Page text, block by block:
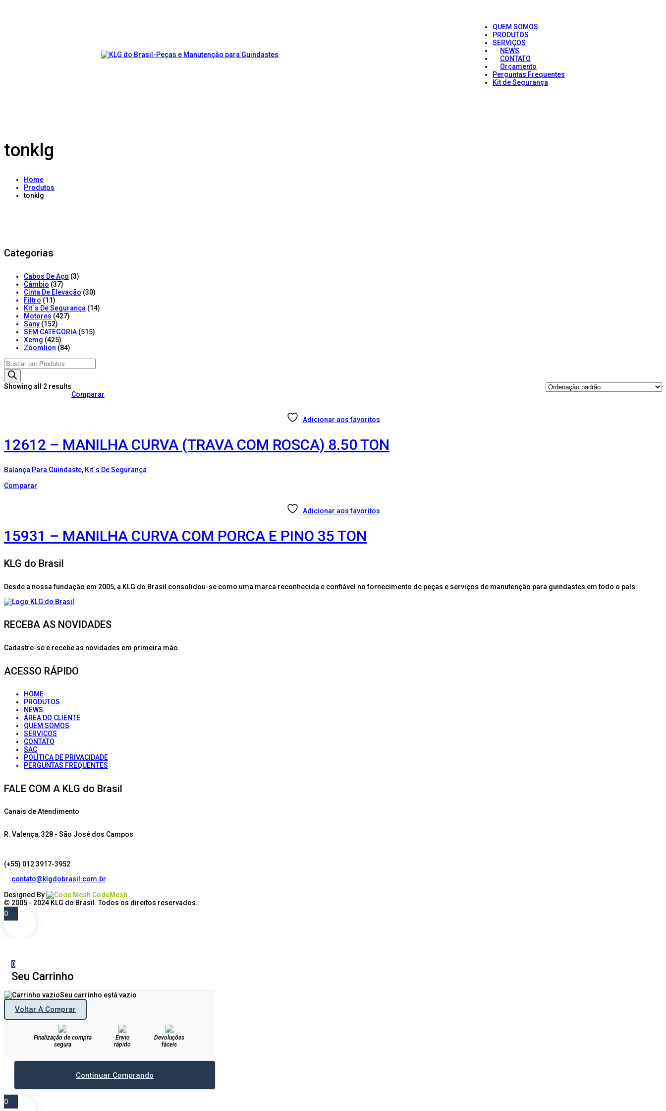
QUEM SOMOS
PRODUTOS
SERVIÇOS
NEWS
CONTATO
Orçamento
Perguntas Frequentes
Kit de Segurança
tonklg
Home
Produtos
tonklg
Categorias
Cabos De Aço (3)
Câmbio (37)
Cinta De Elevação (30)
Filtro (11)
Kit´s De Segurança (14)
Motores (427)
Sany (152)
SEM CATEGORIA (515)
Xcmg (425)
Zoomlion (84)
Products
search
Showing all 2 results
Comparar
Adicionar aos favoritos
12612 – MANILHA CURVA (TRAVA COM ROSCA) 8.50 TON
Balança Para Guindaste, Kit´s De Segurança
Comparar
Adicionar aos favoritos
15931 – MANILHA CURVA COM PORCA E PINO 35 TON
KLG do Brasil
Desde a nossa fundação em 2005, a KLG do Brasil consolidou-se como uma marca reconhecida e confiável no fornecimento de peças e serviços de manutenção para guindastes em todo o país.
RECEBA AS NOVIDADES
Cadastre-se e recebe as novidades em primeira mão.
ACESSO RÁPIDO
HOME
PRODUTOS
NEWS
ÁREA DO CLIENTE
QUEM SOMOS
SERVIÇOS
CONTATO
SAC
POLÍTICA DE PRIVACIDADE
PERGUNTAS FREQUENTES
FALE COM A KLG do Brasil
Canais de Atendimento
R. Valença, 328 - São José dos Campos
(+55) 012 3917-3952
contato@klgdobrasil.com.br
Designed By
CodeMesh
© 2005 - 2024 KLG do Brasil . Todos os direitos reservados.
0
0
Seu Carrinho
Seu carrinho está vazio
Voltar A Comprar
Finalização de compra
segura
Envio
rápido
Devoluções
fáceis
Continuar Comprando
0